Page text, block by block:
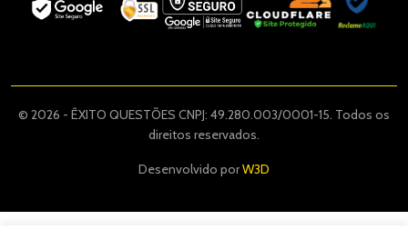
© 2026 - ÊXITO QUESTÕES CNPJ: 49.280.003/0001-15. Todos os
direitos reservados.
Desenvolvido porW3D